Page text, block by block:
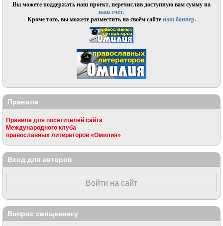
Вы можете поддержать наш проект, перечислив доступную вам сумму на
наш счёт.
Кроме того, вы можете разместить на своём сайтенаш баннер.
Правила
Правила для посетителей сайта
Международного клуба
православных литераторов «Омилия»
Вход для авторов
Войти на сайт
Вопрос священнику